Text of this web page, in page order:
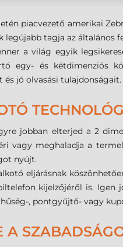
piacvezető amerikai
legújabb tagja az általános
a világ egyik
egy- és kétdimenziós
és jó olvasási tulajdonságait.
jobban elterjed a 2
vagy meghaladja a
nyújt.
eljárásnak
kijelzőjéről is. Igen
, pontgyűjtő- vagy
A